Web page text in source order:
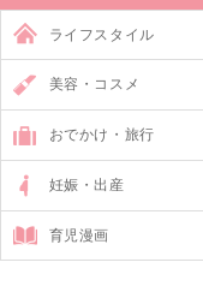
ライフスタイル
美容・コスメ
おでかけ・旅行
妊娠・出産
育児漫画